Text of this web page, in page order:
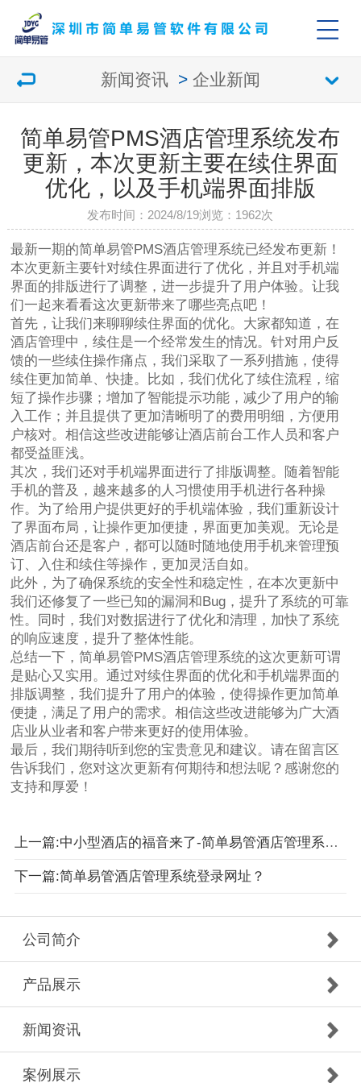
新闻资讯 > 企业新闻
简单易管PMS酒店管理系统发布
更新，本次更新主要在续住界面
优化，以及手机端界面排版
发布时间：2024/8/19浏览： 1962次
最新一期的简单易管PMS酒店管理系统已经发布更新！
本次更新主要针对续住界面进行了优化，并且对手机端
界面的排版进行了调整，进一步提升了用户体验。让我
们一起来看看这次更新带来了哪些亮点吧！
首先，让我们来聊聊续住界面的优化。大家都知道，在
酒店管理中，续住是一个经常发生的情况。针对用户反
馈的一些续住操作痛点，我们采取了一系列措施，使得
续住更加简单、快捷。比如，我们优化了续住流程，缩
短了操作步骤；增加了智能提示功能，减少了用户的输
入工作；并且提供了更加清晰明了的费用明细，方便用
户核对。相信这些改进能够让酒店前台工作人员和客户
都受益匪浅。
其次，我们还对手机端界面进行了排版调整。随着智能
手机的普及，越来越多的人习惯使用手机进行各种操
作。为了给用户提供更好的手机端体验，我们重新设计
了界面布局，让操作更加便捷，界面更加美观。无论是
酒店前台还是客户，都可以随时随地使用手机来管理预
订、入住和续住等操作，更加灵活自如。
此外，为了确保系统的安全性和稳定性，在本次更新中
我们还修复了一些已知的漏洞和Bug，提升了系统的可靠
性。同时，我们对数据进行了优化和清理，加快了系统
的响应速度，提升了整体性能。
总结一下，简单易管PMS酒店管理系统的这次更新可谓
是贴心又实用。通过对续住界面的优化和手机端界面的
排版调整，我们提升了用户的体验，使得操作更加简单
便捷，满足了用户的需求。相信这些改进能够为广大酒
店业从业者和客户带来更好的使用体验。
最后，我们期待听到您的宝贵意见和建议。请在留言区
告诉我们，您对这次更新有何期待和想法呢？感谢您的
支持和厚爱！
上一篇:中小型酒店的福音来了-简单易管酒店管理系统！
下一篇:简单易管酒店管理系统登录网址？
公司简介
产品展示
新闻资讯
案例展示